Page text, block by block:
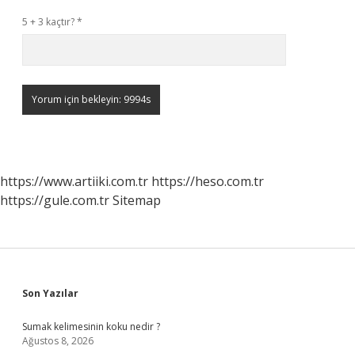
5 + 3 kaçtır?*
https://www.artiiki.com.tr https://heso.com.tr
https://gule.com.trSitemap
Sidebar
Son Yazılar
Sumak kelimesinin koku nedir ?
Ağustos 8, 2026